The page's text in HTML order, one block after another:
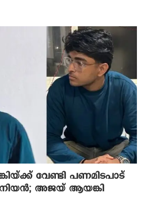
വേണ്ടി പണമിടപാട്
അജയ് ആയങ്കി